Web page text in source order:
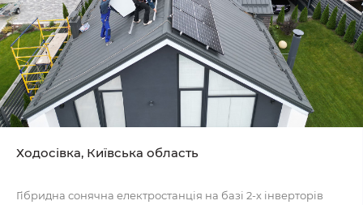
Ходосівка, Київська область
Гібридна сонячна електростанція на базі 2-х інверторів